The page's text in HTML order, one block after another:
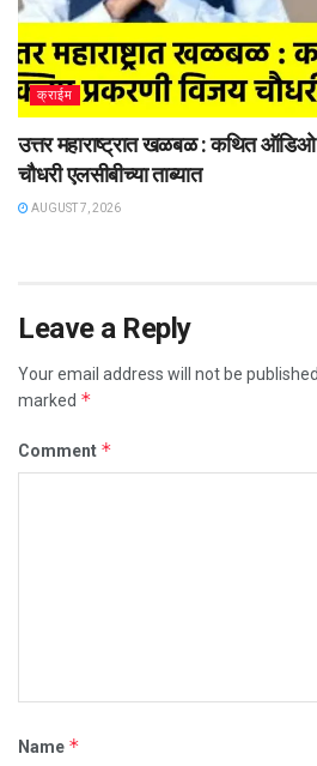
क्राईम
उत्तर महाराष्ट्रात खळबळ : कथित
चौधरी एलसीबीच्या ताब्यात
AUGUST 7, 2026
Leave a Reply
Your email address will not be published.
marked *
Comment *
Name *